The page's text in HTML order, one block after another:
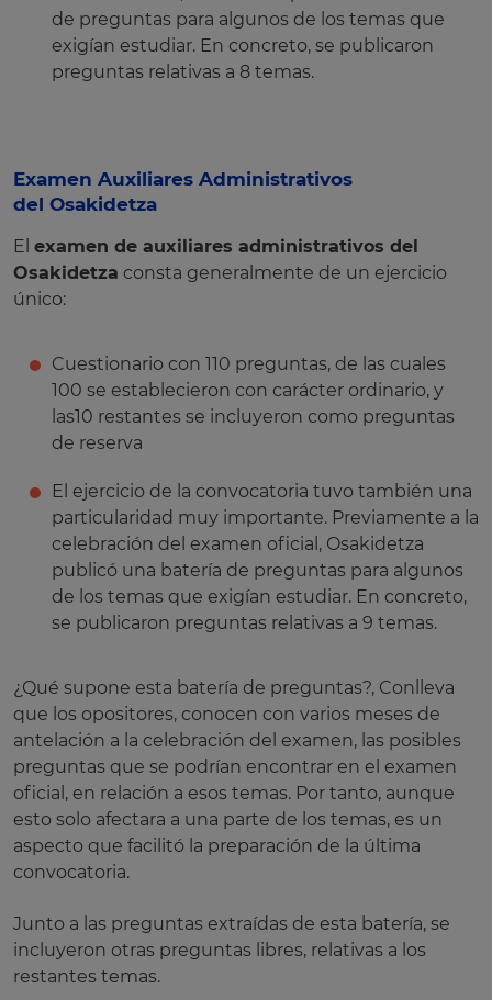
de preguntas para algunos de los temas que
exigían estudiar. En concreto, se publicaron
preguntas relativas a 8 temas.
Examen Auxiliares Administrativos
del Osakidetza
El examen de auxiliares administrativos del
Osakidetza consta generalmente de un ejercicio
único:
Cuestionario con 110 preguntas, de las cuales
100 se establecieron con carácter ordinario, y
las10 restantes se incluyeron como preguntas
de reserva
El ejercicio de la convocatoria tuvo también una
particularidad muy importante. Previamente a la
celebración del examen oficial, Osakidetza
publicó una batería de preguntas para algunos
de los temas que exigían estudiar. En concreto,
se publicaron preguntas relativas a 9 temas.
¿Qué supone esta batería de preguntas?, Conlleva
que los opositores, conocen con varios meses de
antelación a la celebración del examen, las posibles
preguntas que se podrían encontrar en el examen
oficial, en relación a esos temas. Por tanto, aunque
esto solo afectara a una parte de los temas, es un
aspecto que facilitó la preparación de la última
convocatoria.
Junto a las preguntas extraídas de esta batería, se
incluyeron otras preguntas libres, relativas a los
restantes temas.